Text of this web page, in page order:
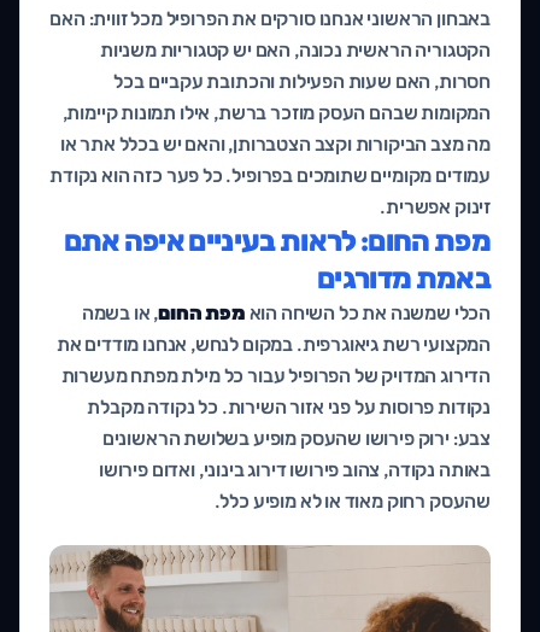
באבחון הראשוני אנחנו סורקים את הפרופיל מכל זווית: האם
הקטגוריה הראשית נכונה, האם יש קטגוריות משניות
חסרות, האם שעות הפעילות והכתובת עקביים בכל
המקומות שבהם העסק מוזכר ברשת, אילו תמונות קיימות,
מה מצב הביקורות וקצב הצטברותן, והאם יש בכלל אתר או
עמודים מקומיים שתומכים בפרופיל. כל פער כזה הוא נקודת
זינוק אפשרית.
מפת החום: לראות בעיניים איפה אתם
באמת מדורגים
הכלי שמשנה את כל השיחה הוא מפת החום, או בשמה
המקצועי רשת גיאוגרפית. במקום לנחש, אנחנו מודדים את
הדירוג המדויק של הפרופיל עבור כל מילת מפתח מעשרות
נקודות פרוסות על פני אזור השירות. כל נקודה מקבלת
צבע: ירוק פירושו שהעסק מופיע בשלושת הראשונים
באותה נקודה, צהוב פירושו דירוג בינוני, ואדום פירושו
שהעסק רחוק מאוד או לא מופיע כלל.